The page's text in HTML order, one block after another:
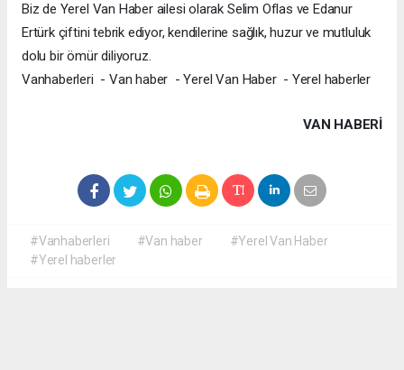
Biz de Yerel Van Haber ailesi olarak Selim Oflas ve Edanur
Ertürk çiftini tebrik ediyor, kendilerine sağlık, huzur ve mutluluk
dolu bir ömür diliyoruz.
Vanhaberleri - Van haber - Yerel Van Haber - Yerel haberler
VAN HABERİ
#Vanhaberleri #Van haber
#Yerel Van Haber
#Yerel haberler